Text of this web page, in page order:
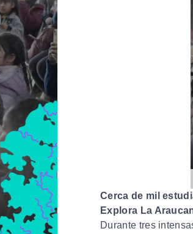
Cerca de mil
Explora La
Durante tres